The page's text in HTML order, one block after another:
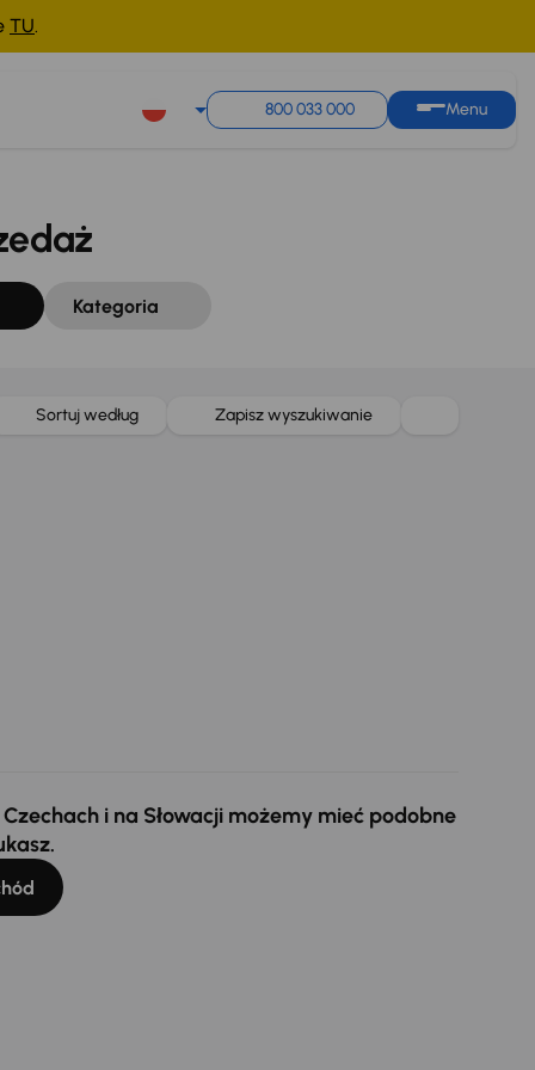
TU.
800 033 000 Menu
Kategoria
Sortuj według Zapisz wyszukiwanie
i na Słowacji możemy mieć podobne